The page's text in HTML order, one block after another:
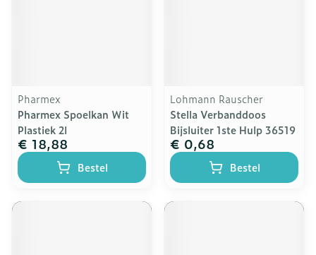
Pharmex
Pharmex Spoelkan Wit
Plastiek 2l
€ 18,88
Bestel
Lohmann Rauscher
Stella Verbanddoos
Bijsluiter 1ste Hulp 36519
€ 0,68
Bestel